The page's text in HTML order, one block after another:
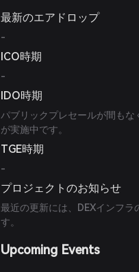
最新のエアドロップ
-
ICO時期
-
IDO時期
パブリックプレセールが間も
が実施中です。
TGE時期
-
プロジェクトのお知らせ
最近の更新には、DEXインフラ
す。
Upcoming Events